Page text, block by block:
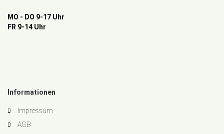
MO - DO 9-17 Uhr
FR 9-14 Uhr
Informationen
Impressum
AGB